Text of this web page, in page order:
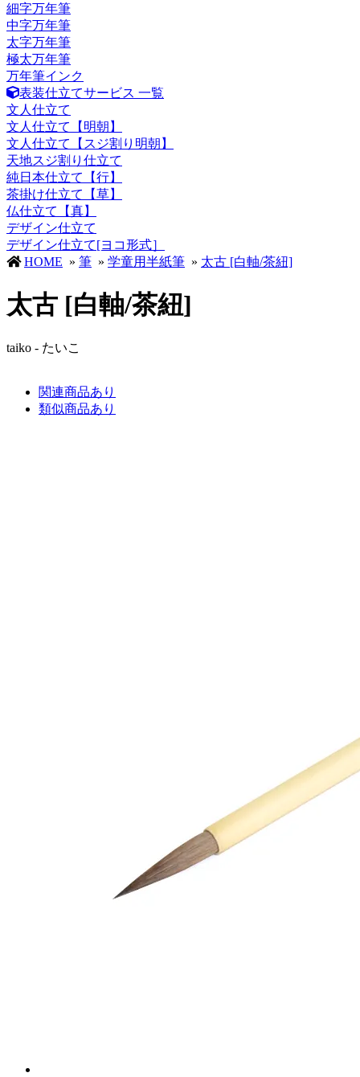
細字万年筆
中字万年筆
太字万年筆
極太万年筆
万年筆インク
表装仕立てサービス 一覧
文人仕立て
文人仕立て【明朝】
文人仕立て【スジ割り明朝】
天地スジ割り仕立て
純日本仕立て【行】
茶掛け仕立て【草】
仏仕立て【真】
デザイン仕立て
デザイン仕立て[ヨコ形式］
HOME » 筆 » 学童用半紙筆 » 太古 [白軸/茶紐]
太古 [白軸/茶紐]
taiko - たいこ
関連商品あり
類似商品あり